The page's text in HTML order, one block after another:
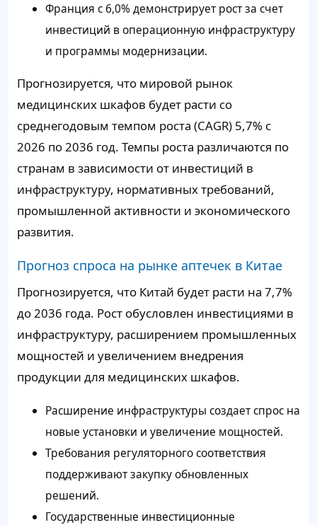
Франция с 6,0% демонстрирует рост за счет
инвестиций в операционную инфраструктуру
и программы модернизации.
Прогнозируется, что мировой рынок
медицинских шкафов будет расти со
среднегодовым темпом роста (CAGR) 5,7% с
2026 по 2036 год. Темпы роста различаются по
странам в зависимости от инвестиций в
инфраструктуру, нормативных требований,
промышленной активности и экономического
развития.
Прогноз спроса на рынке аптечек в Китае
Прогнозируется, что Китай будет расти на 7,7%
до 2036 года. Рост обусловлен инвестициями в
инфраструктуру, расширением промышленных
мощностей и увеличением внедрения
продукции для медицинских шкафов.
Расширение инфраструктуры создает спрос на
новые установки и увеличение мощностей.
Требования регуляторного соответствия
поддерживают закупку обновленных
решений.
Государственные инвестиционные